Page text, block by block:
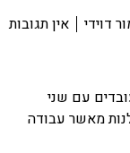
דוידי
אין תגובות
עם שני
מאשר עבודה